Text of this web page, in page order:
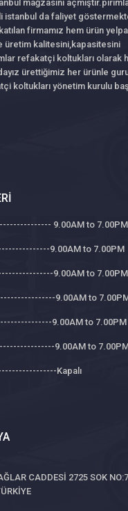
mağzasını
istanbul da faliyet
firmamız hem ürün
üretim kalitesini,kapasitesini
refakatçi koltukları olarak
ürettiğimiz her ürünle
koltukları yönetim kurulu
9.00AM to 7.00PM
9.00AM to 7.00PM
9.00AM to 7.00PM
9.00AM to
9.00AM to 7.00PM
9.00AM to
Kapalı
CADDESİ 2725 SOK